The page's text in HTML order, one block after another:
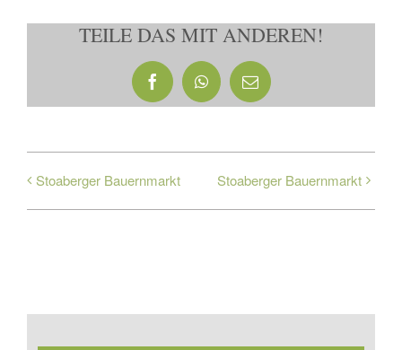
TEILE DAS MIT ANDEREN!
FacebookWhatsApp
E-
Mail
Stoaberger Bauernmarkt Stoaberger Bauernmarkt